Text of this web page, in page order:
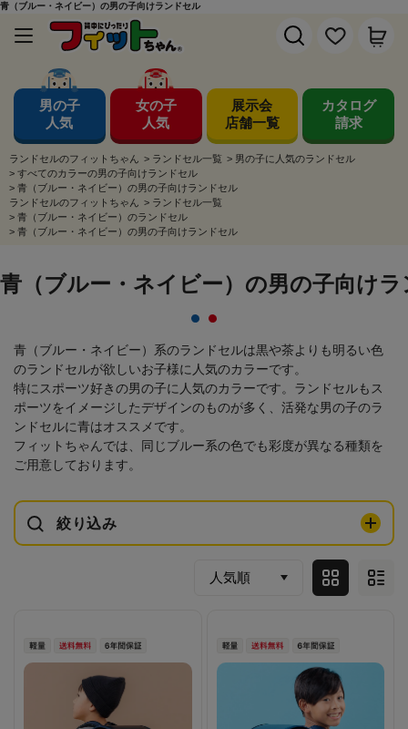
青（ブルー・ネイビー）の男の子向けランドセル
男の子
人気
女の子
人気
展示会
店舗一覧
カタログ
請求
ランドセルのフィットちゃん > ランドセル一覧 > 男の子に人気のランドセル
> すべてのカラーの男の子向けランドセル
> 青（ブルー・ネイビー）の男の子向けランドセル
ランドセルのフィットちゃん > ランドセル一覧
> 青（ブルー・ネイビー）のランドセル
> 青（ブルー・ネイビー）の男の子向けランドセル
青（ブルー・ネイビー）の男の子向け
青（ブルー・ネイビー）系のランドセルは黒や茶よりも明るい色
のランドセルが欲しいお子様に人気のカラーです。
特にスポーツ好きの男の子に人気のカラーです。ランドセルもス
ポーツをイメージしたデザインのものが多く、活発な男の子のラ
ンドセルに青はオススメです。
フィットちゃんでは、同じブルー系の色でも彩度が異なる種類を
ご用意しております。
絞り込み